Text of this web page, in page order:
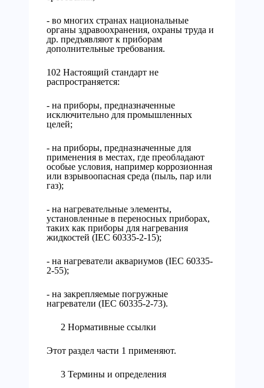
- во многих странах национальные
органы здравоохранения, охраны труда и
др. предъявляют к приборам
дополнительные требования.
102 Настоящий стандарт не
распространяется:
- на приборы, предназначенные
исключительно для промышленных
целей;
- на приборы, предназначенные для
применения в местах, где преобладают
особые условия, например коррозионная
или взрывоопасная среда (пыль, пар или
газ);
- на нагревательные элементы,
установленные в переносных приборах,
таких как приборы для нагревания
жидкостей (IEC 60335-2-15);
- на нагреватели аквариумов (IEC 60335-
2-55);
- на закрепляемые погружные
нагреватели (IEC 60335-2-73).
2 Нормативные ссылки
Этот раздел части 1 применяют.
3 Термины и определения